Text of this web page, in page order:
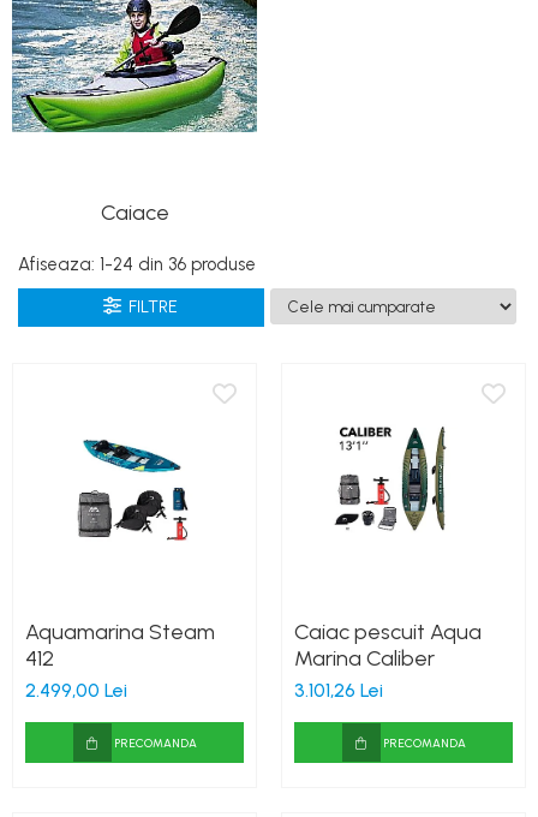
Haine thermo și protecție UV
Fuste de valuri
Căști de protecție
Genți și portbagaje de biciclete
Caiace
Afiseaza: 1-24 din 36 produse
FILTRE
Aquamarina Steam
412
2.499,00 Lei
PRECOMANDA
Caiac pescuit Aqua
Marina Caliber
3.101,26 Lei
PRECOMANDA